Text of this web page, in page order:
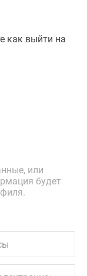
как выйти на
или
будет